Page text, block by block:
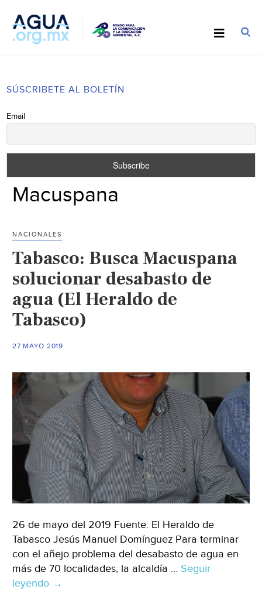
SÚSCRIBETE AL BOLETÍN
Email
Macuspana
NACIONALES
Tabasco: Busca Macuspana
solucionar desabasto de
agua (El Heraldo de
Tabasco)
27 MAYO 2019
26 de mayo del 2019 Fuente: El Heraldo de
Tabasco Jesús Manuel Domínguez Para terminar
con el añejo problema del desabasto de agua en
más de 70 localidades, la alcaldía … Seguir
leyendo Tabasco:
→